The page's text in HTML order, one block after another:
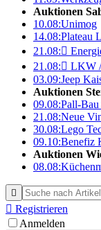
Auktionen
10.08:Unimog
14.08:Plateau
21.08:
21.08: LKW
03.09:Jeep
Auktionen
09.08:Pall-
21.08:Neue
30.08:Lego
09.10:Benefiz
Auktionen
08.08:

 Registrieren
Anmelden